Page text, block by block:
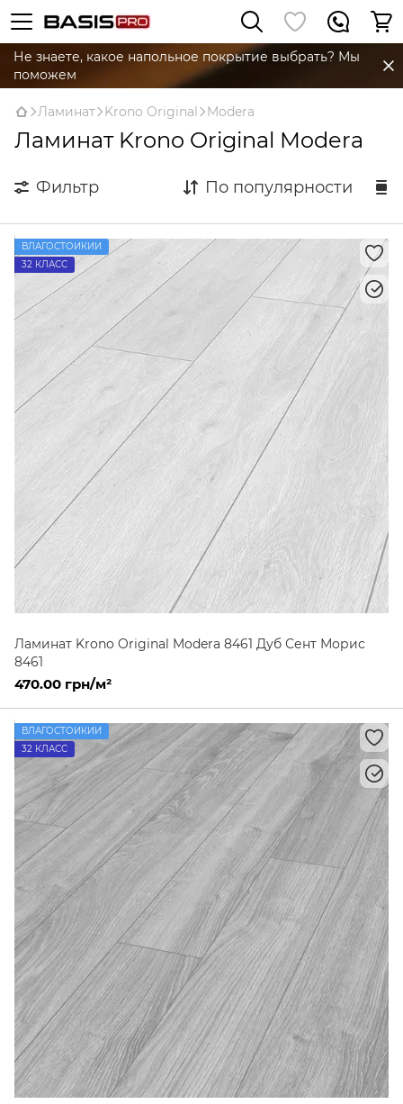
Не знаете, какое напольное покрытие выбрать? Мы
поможем
Ламинат Krono Original Modera
Ламинат Krono Original Modera
Фильтр По популярности
ВЛАГОСТОЙКИЙ
32 КЛАСС
Ламинат Krono Original Modera 8461 Дуб Сент Морис
8461
470.00 грн/м²
ВЛАГОСТОЙКИЙ
32 КЛАСС